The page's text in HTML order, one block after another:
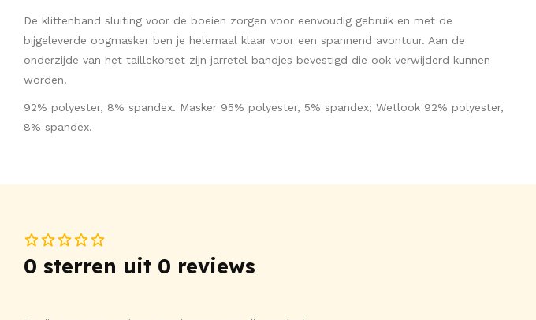
De klittenband sluiting voor de boeien zorgen voor eenvoudig gebruik en met de
bijgeleverde oogmasker ben je helemaal klaar voor een spannend avontuur. Aan de
onderzijde van het taillekorset zijn jarretel bandjes bevestigd die ook verwijderd kunnen
worden.
92% polyester, 8% spandex. Masker 95% polyester, 5% spandex; Wetlook 92% polyester,
8% spandex.
0 sterren uit 0 reviews